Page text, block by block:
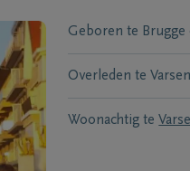
Geboren te Brugge
Overleden te
Woonachtig te